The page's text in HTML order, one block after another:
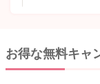
お得な無料キャ